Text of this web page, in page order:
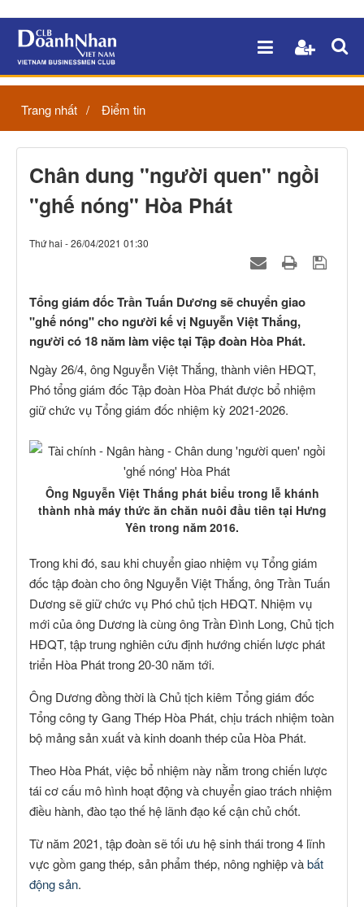
Trang nhất Điểm tin
Chân dung "người quen" ngồi
"ghế nóng" Hòa Phát
Thứ hai - 26/04/2021 01:30
Tổng giám đốc Trần Tuấn Dương sẽ chuyển giao
"ghế nóng" cho người kế vị Nguyễn Việt Thắng,
người có 18 năm làm việc tại Tập đoàn Hòa Phát.
Ngày 26/4, ông Nguyễn Việt Thắng, thành viên HĐQT,
Phó tổng giám đốc Tập đoàn Hòa Phát được bổ nhiệm
giữ chức vụ Tổng giám đốc nhiệm kỳ 2021-2026.
Ông Nguyễn Việt Thắng phát biểu trong lễ khánh
thành nhà máy thức ăn chăn nuôi đầu tiên tại Hưng
Yên trong năm 2016.
Trong khi đó, sau khi chuyển giao nhiệm vụ Tổng giám
đốc tập đoàn cho ông Nguyễn Việt Thắng, ông Trần Tuấn
Dương sẽ giữ chức vụ Phó chủ tịch HĐQT. Nhiệm vụ
mới của ông Dương là cùng ông Trần Đình Long, Chủ tịch
HĐQT, tập trung nghiên cứu định hướng chiến lược phát
triển Hòa Phát trong 20-30 năm tới.
Ông Dương đồng thời là Chủ tịch kiêm Tổng giám đốc
Tổng công ty Gang Thép Hòa Phát, chịu trách nhiệm toàn
bộ mảng sản xuất và kinh doanh thép của Hòa Phát.
Theo Hòa Phát, việc bổ nhiệm này nằm trong chiến lược
tái cơ cấu mô hình hoạt động và chuyển giao trách nhiệm
điều hành, đào tạo thế hệ lãnh đạo kế cận chủ chốt.
Từ năm 2021, tập đoàn sẽ tối ưu hệ sinh thái trong 4 lĩnh
vực gồm gang thép, sản phẩm thép, nông nghiệp vàbất
động sản.